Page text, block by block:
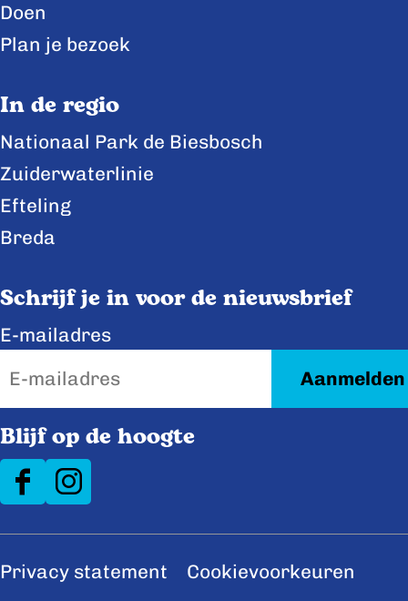
Doen
Plan je bezoek
In de regio
Nationaal Park de Biesbosch
Zuiderwaterlinie
Efteling
Breda
Schrijf je in voor de nieuwsbrief
E-mailadres
Blijf op de hoogte
F
e
I
t
Privacy statement Cookievoorkeuren